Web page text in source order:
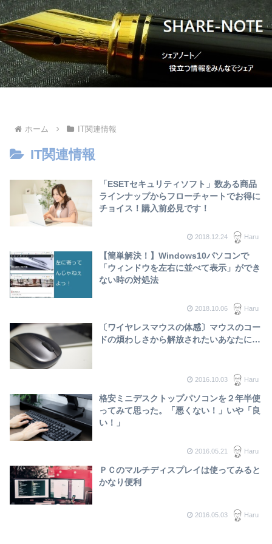
ホーム IT関連情報
IT関連情報
「ESETセキュリティソフト」数ある商品
ラインナップからフローチャートでお得に
チョイス！購入前必見です！
2018.12.24 Haru
【簡単解決！】Windows10パソコンで
「ウィンドウを左右に並べて表示」ができ
ない時の対処法
2018.10.06 Haru
〔ワイヤレスマウスの体感〕マウスのコー
ドの煩わしさから解放されたいあなたに…
2016.10.03 Haru
格安ミニデスクトップパソコンを２年半使
ってみて思った。「悪くない！」いや「良
い！」
2016.05.21 Haru
ＰＣのマルチディスプレイは使ってみると
かなり便利
2016.05.03 Haru